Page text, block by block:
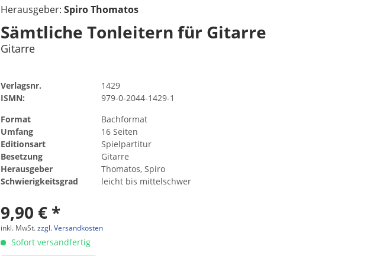
Herausgeber:Spiro Thomatos
Sämtliche Tonleitern für Gitarre
Gitarre
Verlagsnr.
1429
ISMN:
979-0-2044-1429-1
Format
Bachformat
Umfang
16 Seiten
Editionsart
Spielpartitur
Besetzung
Gitarre
Herausgeber
Thomatos, Spiro
Schwierigkeitsgrad
leicht bis mittelschwer
9,90 € *
inkl. MwSt.zzgl. Versandkosten
Sofort versandfertig